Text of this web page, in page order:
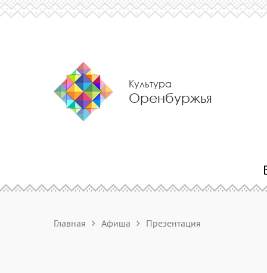
Культура
Оренбуржья
Главная Афиша Презентация